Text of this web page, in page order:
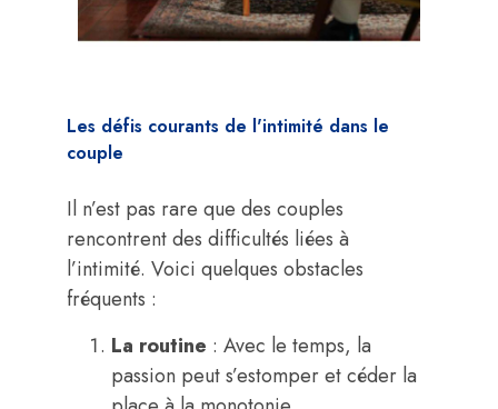
Les défis courants de l'intimité dans le
couple
Il n’est pas rare que des couples
rencontrent des difficultés liées à
l’intimité. Voici quelques obstacles
fréquents :
La routine : Avec le temps, la
passion peut s’estomper et céder la